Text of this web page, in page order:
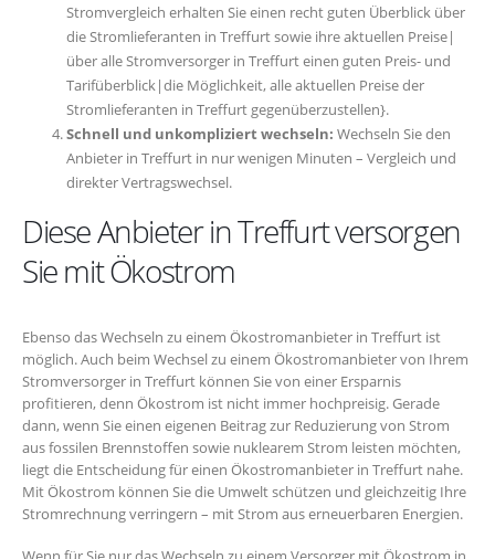
Stromvergleich erhalten Sie einen recht guten Überblick über
die Stromlieferanten in Treffurt sowie ihre aktuellen Preise|
über alle Stromversorger in Treffurt einen guten Preis- und
Tarifüberblick|die Möglichkeit, alle aktuellen Preise der
Stromlieferanten in Treffurt gegenüberzustellen}.
Schnell und unkompliziert wechseln: Wechseln Sie den
Anbieter in Treffurt in nur wenigen Minuten – Vergleich und
direkter Vertragswechsel.
Diese Anbieter in Treffurt versorgen
Sie mit Ökostrom
Ebenso das Wechseln zu einem Ökostromanbieter in Treffurt ist
möglich. Auch beim Wechsel zu einem Ökostromanbieter von Ihrem
Stromversorger in Treffurt können Sie von einer Ersparnis
profitieren, denn Ökostrom ist nicht immer hochpreisig. Gerade
dann, wenn Sie einen eigenen Beitrag zur Reduzierung von Strom
aus fossilen Brennstoffen sowie nuklearem Strom leisten möchten,
liegt die Entscheidung für einen Ökostromanbieter in Treffurt nahe.
Mit Ökostrom können Sie die Umwelt schützen und gleichzeitig Ihre
Stromrechnung verringern – mit Strom aus erneuerbaren Energien.